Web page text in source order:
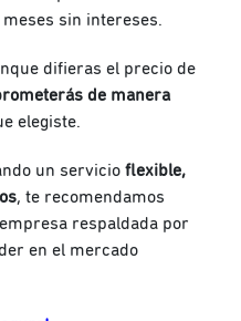
sin intereses.
difieras el precio de
de manera
elegiste.
un servicioflexible,
, te recomendamos
respaldada por
en el mercado